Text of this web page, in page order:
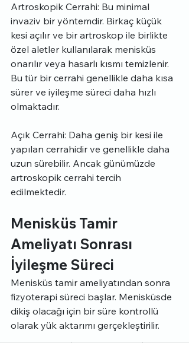
Artroskopik Cerrahi: Bu minimal
invaziv bir yöntemdir. Birkaç küçük
kesi açılır ve bir artroskop ile birlikte
özel aletler kullanılarak menisküs
onarılır veya hasarlı kısmı temizlenir.
Bu tür bir cerrahi genellikle daha kısa
sürer ve iyileşme süreci daha hızlı
olmaktadır.
Açık Cerrahi: Daha geniş bir kesi ile
yapılan cerrahidir ve genellikle daha
uzun sürebilir. Ancak günümüzde
artroskopik cerrahi tercih
edilmektedir.
Menisküs Tamir
Ameliyatı Sonrası
İyileşme Süreci
Menisküs tamir ameliyatından sonra
fizyoterapi süreci başlar. Menisküsde
dikiş olacağı için bir süre kontrollü
olarak yük aktarımı gerçekleştirilir.